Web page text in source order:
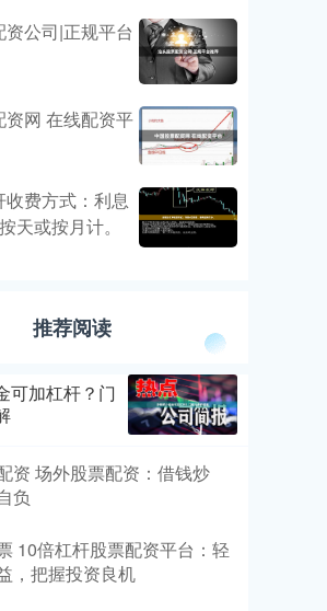
公司|正规平台
资网 在线配资平
费方式：利息
天或按月计。
推荐阅读
可加杠杆？门
资 场外股票配资：借钱炒
负
10倍杠杆股票配资平台：轻
，把握投资良机